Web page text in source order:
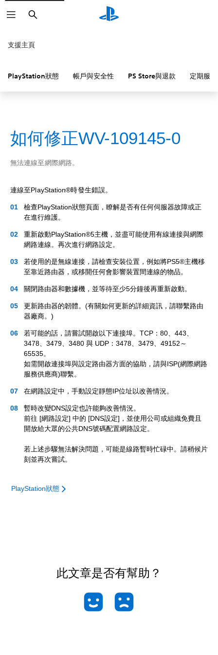
搜
尋
支援主頁
PlayStation狀態 帳戶與安全性 PS Store與退款 定期服務
如何修正WV-109145-0
無法連線至網際網路。
連線至PlayStation®時發生錯誤。
檢查PlayStation狀態頁面，瞭解是否有任何伺服器故障或正
在進行維護。
重新啟動PlayStation®5主機，並盡可能使用有線連接與網際
網路連線。再次進行網路設定。
若使用的是無線連接，請檢查安裝位置，例如將PS5®主機移
至靠近路由器，或移開任何會影響裝置間連線的物品。
關閉路由器和數據機，並等待至少5分鐘後再重新啟動。
更新路由器的韌體。(有關如何更新的詳細資訊，請聯繫路由
器廠商。)
若可能的話，請嘗試開啟以下連接埠。TCP：80、443、
3478、3479、3480 與 UDP：3478、3479、49152～
65535。
如需開啟連接埠與設定路由器方面的協助，請與ISP(網際網路
服務供應商)聯繫。
在網路設定中，手動設定靜態IP位址以改善情況。
暫時改變DNS設定也許能夠改善情況。
前往 [網路設定] 中的 [DNS設定]，並使用公司或組織免費且
開放給大眾的公共DNS號碼配置網路設定。
若上述步驟無法解決問題，可能是線路暫時忙碌中。請稍候片
刻並再次嘗試。
PlayStation狀態
此文章是否有幫助？